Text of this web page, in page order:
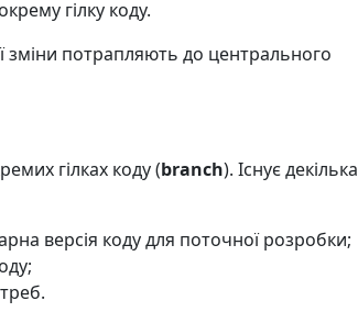
гілку коду.
зміни потрапляють до центрального
гілках коду (branch). Існує декілька
версія коду для поточної розробки;